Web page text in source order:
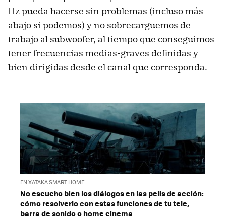
Hz pueda hacerse sin problemas (incluso más
abajo si podemos) y no sobrecarguemos de
trabajo al subwoofer, al tiempo que conseguimos
tener frecuencias medias-graves definidas y
bien dirigidas desde el canal que corresponda.
EN XATAKA SMART HOME
No escucho bien los diálogos en las pelis de acción:
cómo resolverlo con estas funciones de tu tele,
barra de sonido o home cinema